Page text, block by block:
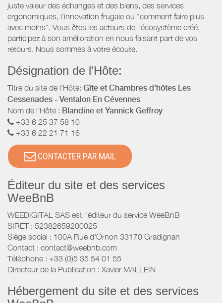
juste valeur des échanges et des biens, des services
ergonomiques, l'innovation frugale ou "comment faire plus
avec moins". Vous êtes les acteurs de l'écosystème créé,
participez à son amélioration en nous faisant part de vos
retours. Nous sommes à votre écoute.
Désignation de l'Hôte:
Titre du site de l'Hôte: Gîte et Chambres d'hôtes Les
Cessenades - Ventalon En Cévennes
Nom de l'Hôte : Blandine et Yannick Geffroy
+33 6 25 37 58 10
+33 6 22 21 71 16
CONTACTER PAR MAIL
Éditeur du site et des services
WeeBnB
WEEDIGITAL SAS est l'éditeur du service WeeBnB
SIRET : 52382659200025
Siège social : 100A Rue d'Ornon 33170 Gradignan
Contact : contact@weebnb.com
Téléphone : +33 (0)5 35 54 01 55
Directeur de la Publication : Xavier MALLEIN
Hébergement du site et des services